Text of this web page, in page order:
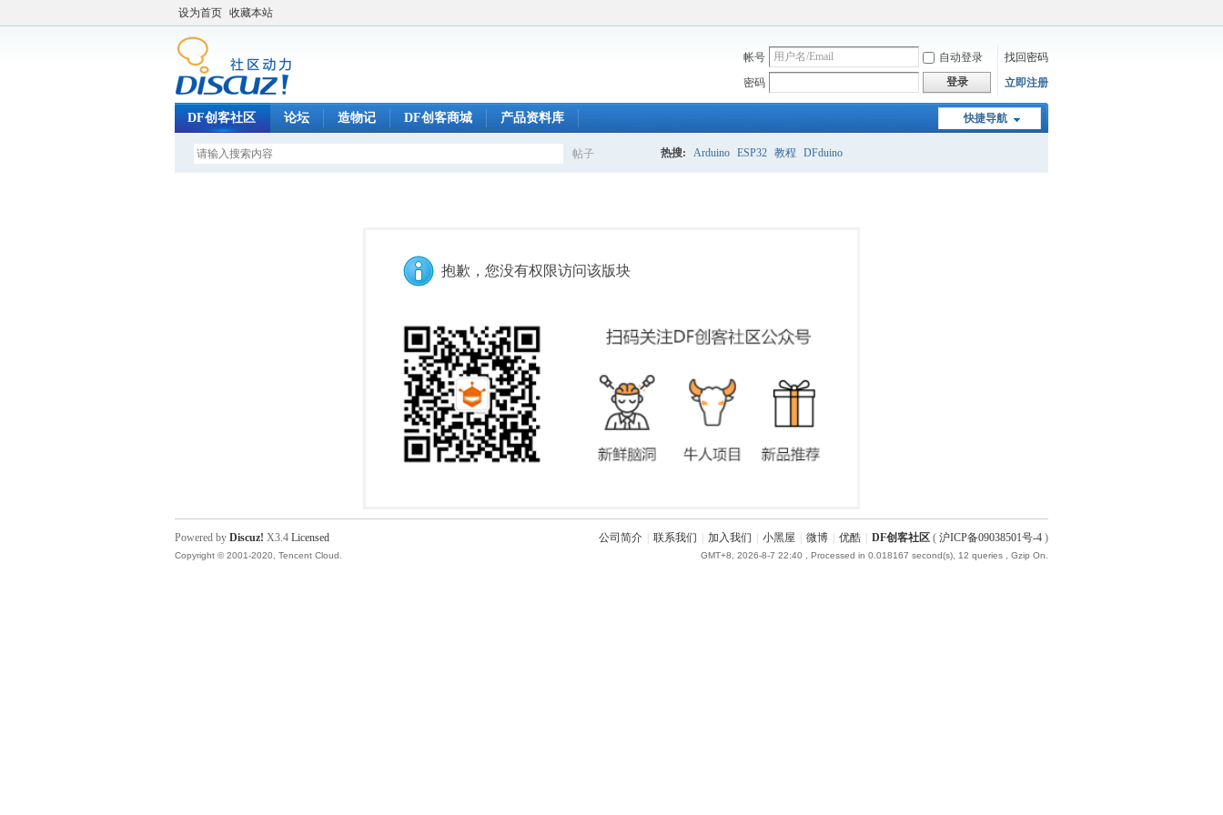
设为首页 收藏本站
帐号 自动登录
找回密码
密码
登录 立即注册
快捷导航
DF创客社区 论坛 造物记 DF创客商城 产品资料库
帖子 热搜: Arduino ESP32 教程 DFduino
抱歉，您没有权限访问该版块
公司简介 联系我们 加入我们 小黑屋 微博 优酷 DF创客社区 ( 沪ICP备09038501号-4 )
GMT+8, 2026-8-7 22:40 , Processed in 0.018167 second(s), 12 queries , Gzip On.
Powered by Discuz! X3.4 Licensed
Copyright © 2001-2020, Tencent Cloud.